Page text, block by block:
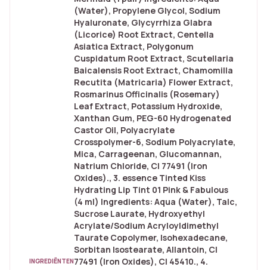
INGREDIËNTEN
(Water), Propylene Glycol, Sodium
Hyaluronate, Glycyrrhiza Glabra
(Licorice) Root Extract, Centella
Asiatica Extract, Polygonum
Cuspidatum Root Extract, Scutellaria
Baicalensis Root Extract, Chamomilla
Recutita (Matricaria) Flower Extract,
Rosmarinus Officinalis (Rosemary)
Leaf Extract, Potassium Hydroxide,
Xanthan Gum, PEG-60 Hydrogenated
Castor Oil, Polyacrylate
Crosspolymer-6, Sodium Polyacrylate,
Mica, Carrageenan, Glucomannan,
Natrium Chloride, CI 77491 (Iron
Oxides)., 3. essence Tinted Kiss
Hydrating Lip Tint 01 Pink & Fabulous
(4 ml) Ingredients: Aqua (Water), Talc,
Sucrose Laurate, Hydroxyethyl
Acrylate/Sodium Acryloyldimethyl
Taurate Copolymer, Isohexadecane,
Sorbitan Isostearate, Allantoin, CI
77491 (Iron Oxides), CI 45410., 4.